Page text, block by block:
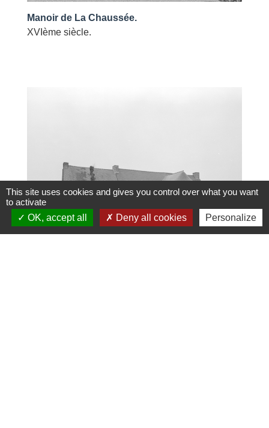
Manoir de La Chaussée.
XVIème siècle.
This site uses cookies and gives you control over what you want
to activate
OK, accept all
Deny all cookies Personalize